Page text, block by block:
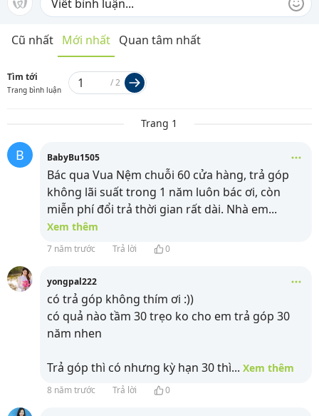
Cũ nhất Mới nhất Quan tâm nhất
Tìm tới
Trang bình luận
/2
Trang 1
B BabyBu1505
Bác qua Vua Nệm chuỗi 60 cửa hàng, trả góp
không lãi suất trong 1 năm luôn bác ơi, còn
miễn phí đổi trả thời gian rất dài. Nhà em...
Xem thêm
7 năm trước Trả lời 0
yongpal222
có trả góp không thím ơi :))
có quả nào tầm 30 trẹo ko cho em trả góp 30
năm nhen
Trả góp thì có nhưng kỳ hạn 30 thì... Xem thêm
8 năm trước Trả lời 0